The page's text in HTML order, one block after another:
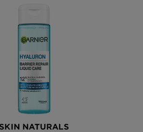
SKIN NATURALS